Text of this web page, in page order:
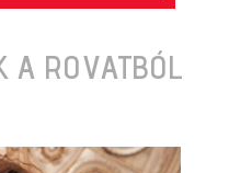
A ROVATBÓL